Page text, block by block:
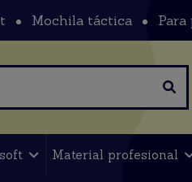
Mochila táctica
Material profesional